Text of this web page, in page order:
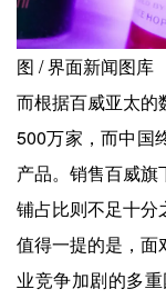
图 / 界面新闻图库
而根据百威亚太的
500万家，而中国
产品。销售百威
铺占比则不足十分
值得一提的是，
业竞争加剧的多